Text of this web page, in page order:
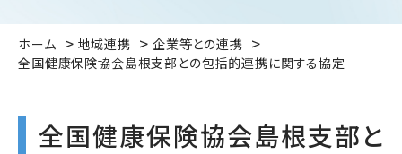
ホーム 地域連携
企業等との連携
全国健康保険協会島根支部との包括的連携に関する協定
全国健康保険協会島根支部と